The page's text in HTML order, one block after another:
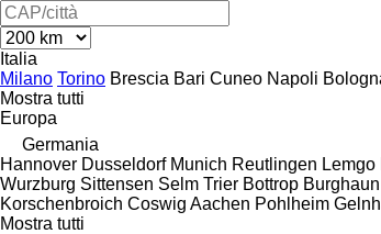
Italia
Milano Torino Brescia Bari Cuneo Napoli
Mostra tutti
Europa
Germania
Hannover Dusseldorf Munich Reutlingen Lemgo
Wurzburg Sittensen Selm Trier Bottrop Burghaun
Korschenbroich Coswig Aachen Pohlheim
Mostra tutti